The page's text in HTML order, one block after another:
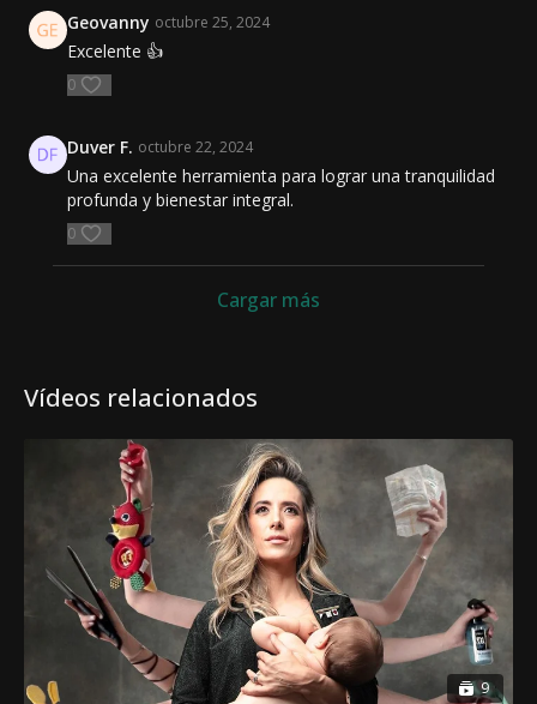
Geovanny octubre 25, 2024
Excelente 👍
0
Duver F. octubre 22, 2024
Una excelente herramienta para lograr una tranquilidad
profunda y bienestar integral.
0
Cargar más
Vídeos relacionados
9